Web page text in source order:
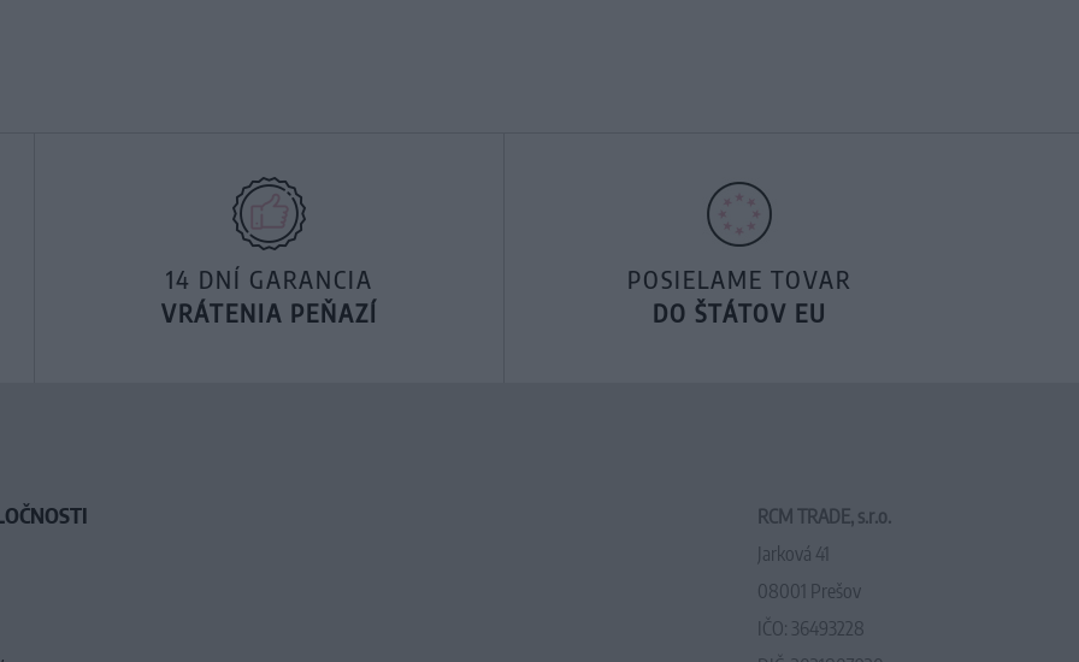
14 DNÍ GARANCIA
VRÁTENIA PEŇAZÍ
POSIELAME TOVAR
DO ŠTÁTOV EU
RCM TRADE, s.r.o.
Jarková 41
08001 Prešov
IČO: 36493228